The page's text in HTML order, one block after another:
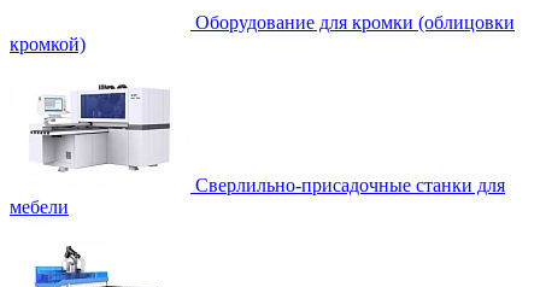
Оборудование для кромки (облицовки
кромкой)
Сверлильно-присадочные станки для
мебели